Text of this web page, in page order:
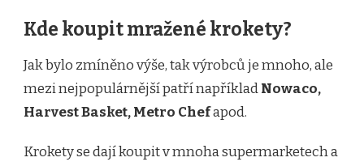
Kde koupit mražené krokety?
Jak bylo zmíněno výše, tak výrobců je mnoho, ale
mezi nejpopulárnější patří napříkladNowaco,
Harvest Basket, Metro Chefapod.
Krokety se dají koupit v mnoha supermarketech a